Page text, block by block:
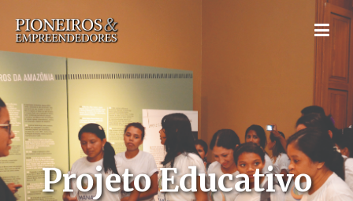
Projeto Educativo